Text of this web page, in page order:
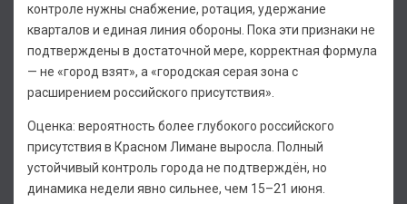
контроле нужны снабжение, ротация, удержание
кварталов и единая линия обороны. Пока эти признаки не
подтверждены в достаточной мере, корректная формула
— не «город взят», а «городская серая зона с
расширением российского присутствия».
Оценка: вероятность более глубокого российского
присутствия в Красном Лимане выросла. Полный
устойчивый контроль города не подтверждён, но
динамика недели явно сильнее, чем 15–21 июня.